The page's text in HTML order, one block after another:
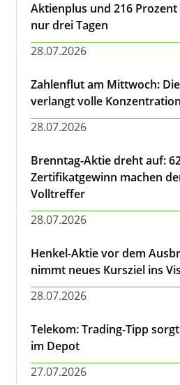
Aktienplus und 216
nur drei Tagen
28.07.2026
Zahlenflut am Mittwoch:
verlangt volle Konzentration
28.07.2026
Brenntag-Aktie dreht auf:
Zertifikatgewinn machen
Volltreffer
28.07.2026
Henkel-Aktie vor dem
nimmt neues Kursziel ins
28.07.2026
Telekom: Trading-Tipp
im Depot
27.07.2026